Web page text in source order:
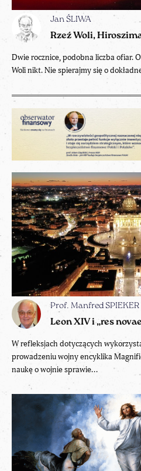
Jan ŚLIWA
Rzeź Woli,
Dwie rocznice, podobna liczba ofiar.
Woli nikt. Nie spierajmy się o
Prof. Manfred SPIEKER
Leon XIV i „res
W refleksjach dotyczących
prowadzeniu wojny encyklika
naukę o wojnie sprawie...